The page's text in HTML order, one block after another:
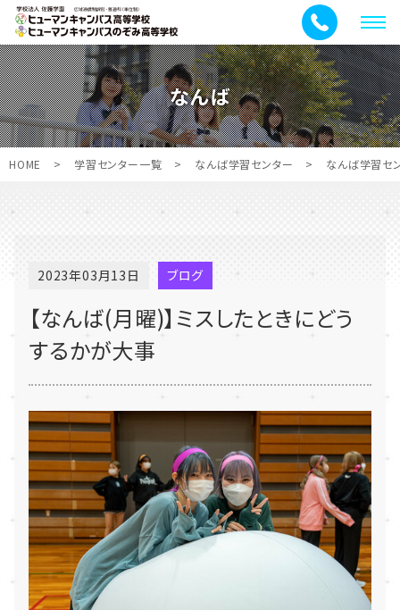
メ
ニ
ュ
ー
なんば
HOME > 学習センター一覧 > なんば学習センター > なんば学習セ
2023年03月13日 ブログ
【なんば(月曜)】ミスしたときにどう
するかが大事